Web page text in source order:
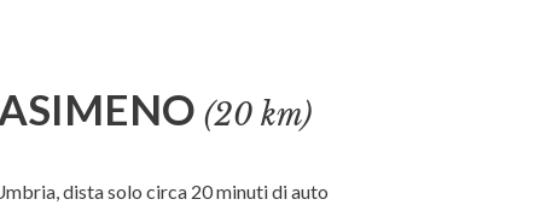
(20 km)
dista solo circa 20 minuti di auto